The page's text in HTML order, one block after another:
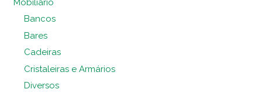
Mobiliário
Bancos
Bares
Cadeiras
Cristaleiras e Armários
Diversos